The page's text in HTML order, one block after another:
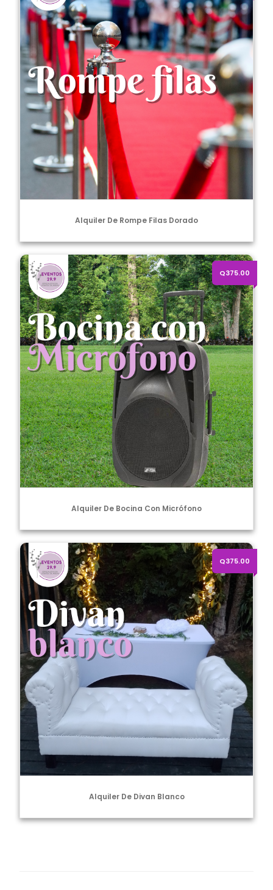
Alquiler De Rompe Filas Dorado
Alquiler de bocina con micrófono
Alquiler De Bocina Con Micrófono
Q375.00
Alquiler de Divan Blanco
Alquiler De Divan Blanco
Q375.00